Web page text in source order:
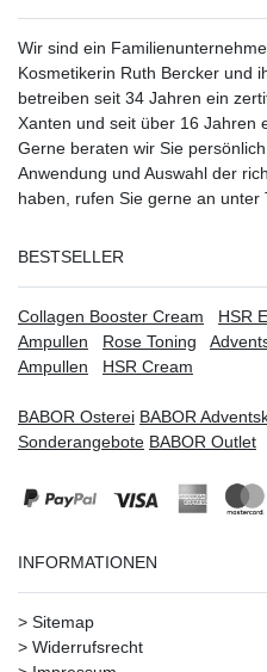
Wir sind ein
Kosmetikerin Ruth Bercker und
betreiben seit 34 Jahren ein
Xanten und seit über 16 Jahren
Gerne beraten wir Sie
Anwendung und Auswahl der
haben, rufen Sie gerne an unter
BESTSELLER
Collagen Booster Cream HSR
Ampullen
Rose Toning
Ampullen
HSR Cream
BABOR Osterei BABOR
Sonderangebote BABOR Outlet
INFORMATIONEN
> Sitemap
> Widerrufsrecht